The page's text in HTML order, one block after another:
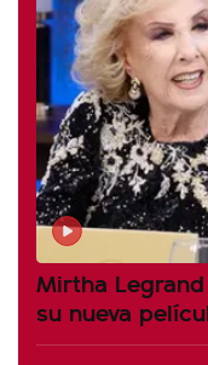
Mirtha
su nueva